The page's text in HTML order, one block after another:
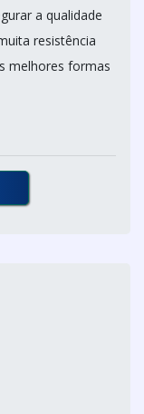
a qualidade
resistência
melhores formas